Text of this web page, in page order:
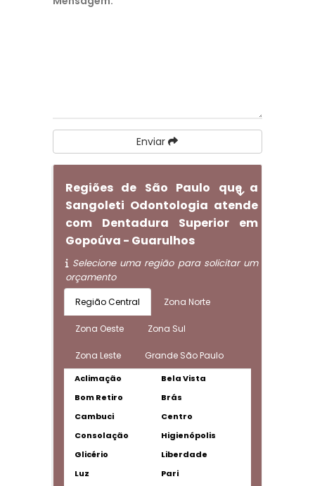
Enviar
Regiões de São Paulo que a
Sangoleti Odontologia atende
com Dentadura Superior em
Gopoúva - Guarulhos
Selecione uma região para solicitar um
orçamento
Região Central Zona Norte
Zona Oeste Zona Sul
Zona Leste Grande São Paulo
Aclimação
Bela Vista
Bom Retiro
Brás
Cambuci
Centro
Consolação
Higienópolis
Glicério
Liberdade
Luz
Pari